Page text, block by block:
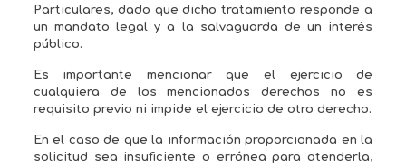
Particulares, dado que dicho tratamiento responde a
un mandato legal y a la salvaguarda de un interés
público.
Es importante mencionar que el ejercicio de
cualquiera de los mencionados derechos no es
requisito previo ni impide el ejercicio de otro derecho.
En el caso de que la información proporcionada en la
solicitud sea insuficiente o errónea para atenderla,